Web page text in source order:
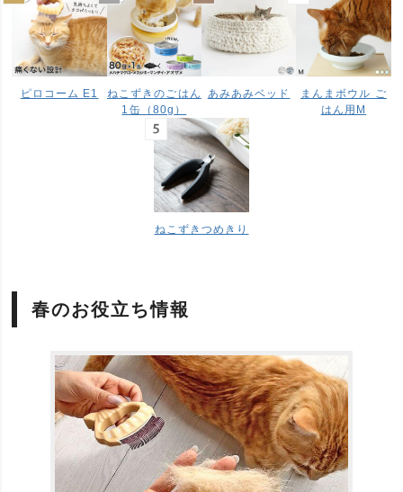
ピロコーム E1
ねこずきのごはん
1缶（80g）
あみあみベッド
まんまボウル ご
はん用M
ねこずきつめきり
春のお役立ち情報